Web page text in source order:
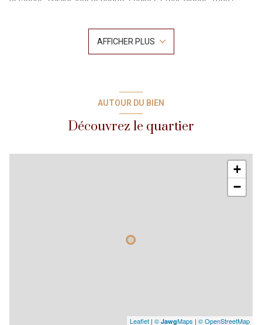
Ce logement est prévu pour 2 personnes
Tarifs à la semaine : 450€à 830€ et à la quinzaine 560€ à 1100€.
Pour le mois sur demande -Prix dégressif.
Pour tous renseignements, disponibilités ou réservation,
appelez-nou au 04.93.35.74.63.
AFFICHER PLUS
AUTOUR DU BIEN
Découvrez le quartier
+
−
Leaflet | © JawgMaps | © OpenStreetMap